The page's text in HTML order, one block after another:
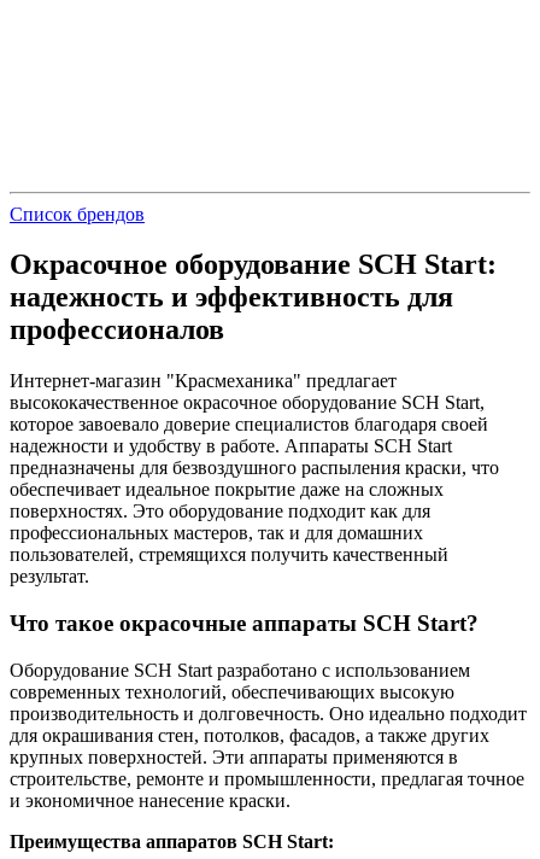
Список брендов
Окрасочное оборудование SCH Start:
надежность и эффективность для
профессионалов
Интернет-магазин "Красмеханика" предлагает
высококачественное окрасочное оборудование SCH Start,
которое завоевало доверие специалистов благодаря своей
надежности и удобству в работе. Аппараты SCH Start
предназначены для безвоздушного распыления краски, что
обеспечивает идеальное покрытие даже на сложных
поверхностях. Это оборудование подходит как для
профессиональных мастеров, так и для домашних
пользователей, стремящихся получить качественный
результат.
Что такое окрасочные аппараты SCH Start?
Оборудование SCH Start разработано с использованием
современных технологий, обеспечивающих высокую
производительность и долговечность. Оно идеально подходит
для окрашивания стен, потолков, фасадов, а также других
крупных поверхностей. Эти аппараты применяются в
строительстве, ремонте и промышленности, предлагая точное
и экономичное нанесение краски.
Преимущества аппаратов SCH Start: